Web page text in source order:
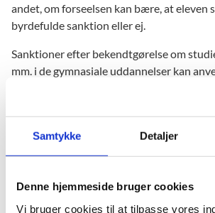
Samtykke Detaljer
Denne hjemmeside bruger cookies
Vi bruger cookies til at tilpasse vores
andet, om forseelsen kan bære, at eleven
byrdefulde sanktion eller ej.
Sanktioner efter bekendtgørelse om
mm. i de gymnasiale uddannelser kan
supplement hertil, og sanktioner kan i
spænde fra en skriftlig advarsel til
uddannelsen.